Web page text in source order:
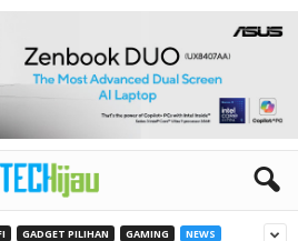
GADGET PILIHAN GAMING NEWS